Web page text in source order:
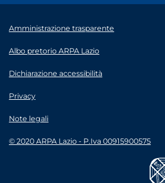
Amministrazione trasparente
Albo pretorio ARPA Lazio
Dichiarazione accessibilità
Privacy
Note legali
© 2020 ARPA Lazio - P.Iva 00915900575